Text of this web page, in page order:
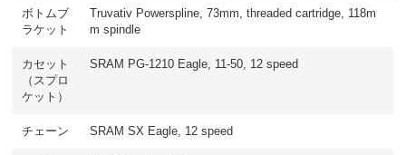
ボトムブ
ラケット
Truvativ Powerspline, 73mm, threaded cartridge, 118m
m spindle
カセット
（スプロ
ケット）
SRAM PG-1210 Eagle, 11-50, 12 speed
チェーン SRAM SX Eagle, 12 speed